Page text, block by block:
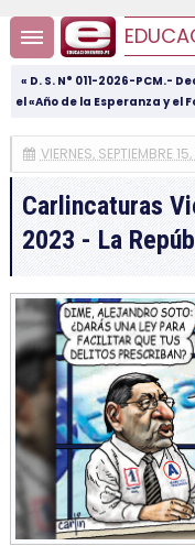
« D. S. N° 011-2026-PCM.-
el «Año de la Esperanza y
VIERNES, SEPTIEMBRE
Carlincaturas
2023 - La